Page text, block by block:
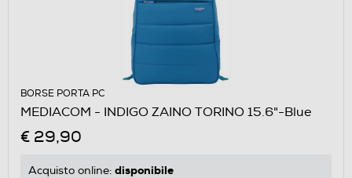
BORSE PORTA PC
MEDIACOM - INDIGO ZAINO TORINO 15.6"-Blue
€ 29,90
Acquisto online: disponibile